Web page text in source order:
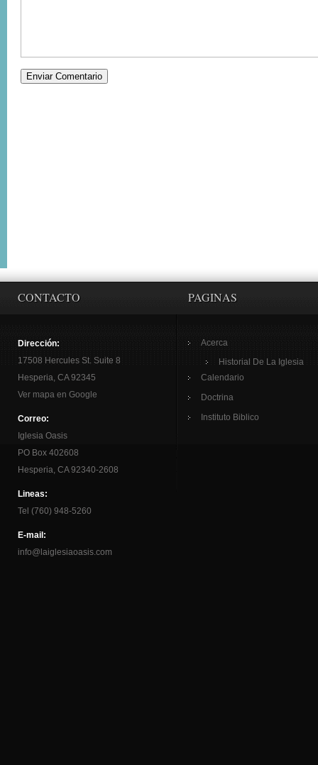
CONTACTO
Dirección:
17508 Hercules St. Suite 8
Hesperia, CA 92345
Ver mapa en Google
Correo:
Iglesia Oasis
PO Box 402608
Hesperia, CA 92340-2608
Lineas:
Tel (760) 948-5260
E-mail:
info@laiglesiaoasis.com
PAGINAS
Acerca
Historial De La Iglesia
Calendario
Doctrina
Instituto Biblico